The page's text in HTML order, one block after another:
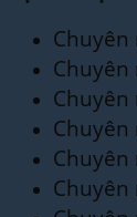
Chuyên